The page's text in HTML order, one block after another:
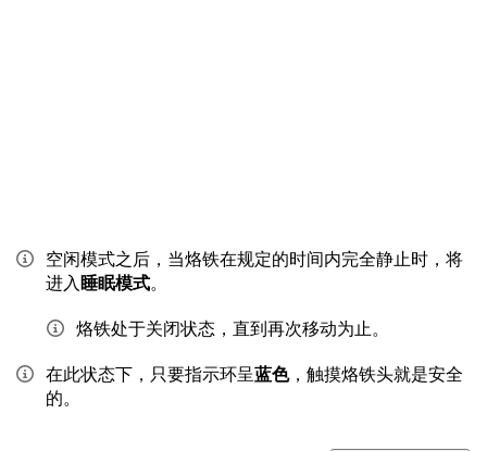
空闲模式之后，当烙铁在规定的时间内完全静止时，将
进入睡眠模式。
烙铁处于关闭状态，直到再次移动为止。
在此状态下，只要指示环呈蓝色，触摸烙铁头就是安全
的。